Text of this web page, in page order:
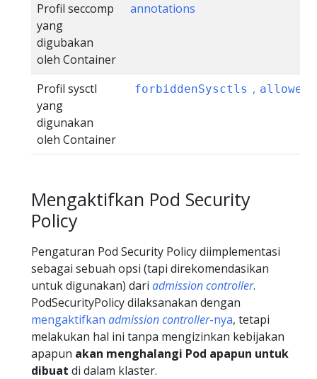
Profil seccomp
yang
digubakan
oleh Container
annotations
Profil sysctl
yang
digunakan
oleh Container
forbiddenSysctls ,
Mengaktifkan Pod Security
Policy
Pengaturan Pod Security Policy diimplementasi
sebagai sebuah opsi (tapi direkomendasikan
untuk digunakan) dari admission controller.
PodSecurityPolicy dilaksanakan dengan
mengaktifkan admission controller-nya, tetapi
melakukan hal ini tanpa mengizinkan kebijakan
apapun akan menghalangi Pod apapun untuk
dibuat di dalam klaster.